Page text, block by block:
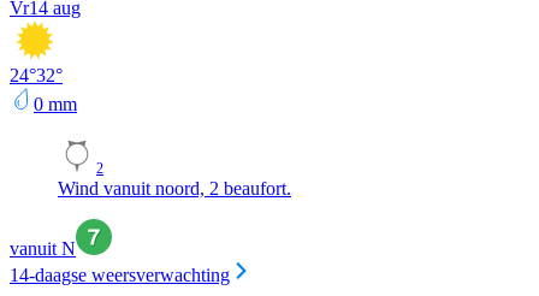
Vr14 aug
24°32°
0 mm
2
Wind vanuit noord, 2 beaufort.
vanuit N
14-daagse weersverwachting